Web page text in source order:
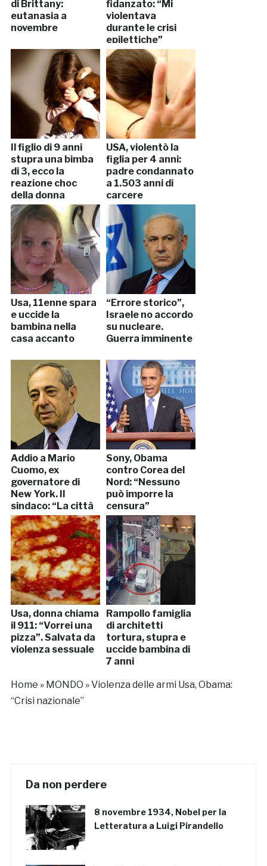
di Brittany:
eutanasia a
novembre
fidanzato: “Mi
violentava
durante le crisi
epilettiche”
Il figlio di 9 anni
stupra una bimba
di 3, ecco la
reazione choc
della donna
USA, violentò la
figlia per 4 anni:
padre condannato
a 1.503 anni di
carcere
Usa, 11enne spara
e uccide la
bambina nella
casa accanto
“Errore storico”,
Israele no accordo
su nucleare.
Guerra imminente
Addio a Mario
Cuomo, ex
governatore di
New York. Il
sindaco: “La città
perde un gigante”
Sony, Obama
contro Corea del
Nord: “Nessuno
può imporre la
censura”
Usa, donna chiama
il 911: “Vorrei una
pizza”. Salvata da
violenza sessuale
Rampollo famiglia
di architetti
tortura, stupra e
uccide bambina di
7 anni
Home » MONDO »Violenza delle armi Usa, Obama:
“Crisi nazionale”
Da non perdere
8 novembre 1934, Nobel per la
Letteratura a Luigi Pirandello